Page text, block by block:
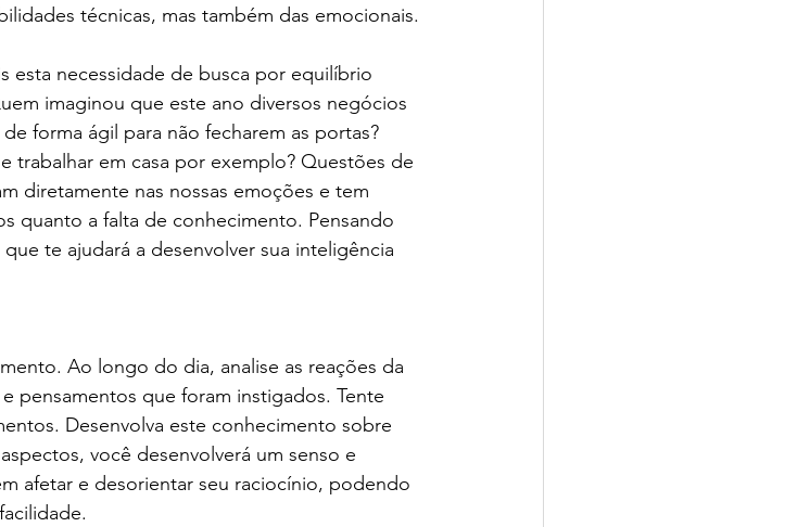
técnicas, mas também das emocionais.
esta necessidade de busca por equilíbrio
imaginou que este ano diversos negócios
forma ágil para não fecharem as portas?
trabalhar em casa por exemplo? Questões de
diretamente nas nossas emoções e tem
quanto a falta de conhecimento. Pensando
te ajudará a desenvolver sua inteligência
Ao longo do dia, analise as reações da
pensamentos que foram instigados. Tente
Desenvolva este conhecimento sobre
você desenvolverá um senso e
afetar e desorientar seu raciocínio, podendo